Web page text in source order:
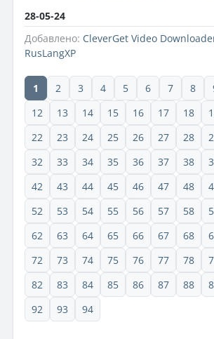
28-05-24
Добавлено: CleverGet Video
RusLangXP
1 2 3 4 5 6 7 8
12
13 14 15 16 17 18
22
23 24 25 26 27 28
32
33 34 35 36 37 38
42
43 44 45 46 47 48
52
53 54 55 56 57 58
62
63 64 65 66 67 68
72
73 74 75 76 77 78
82
83 84 85 86 87 88
92
93 94